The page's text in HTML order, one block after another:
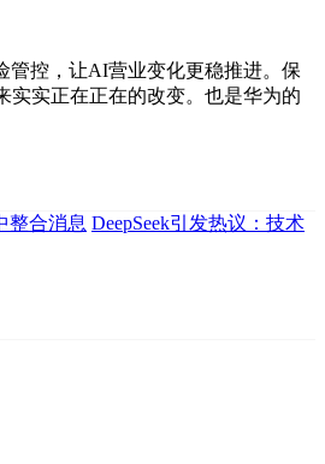
管控，让AI营业变化更稳推进。保
实实正在正在的改变。也是华为的
整合消息 DeepSeek引发热议：技术